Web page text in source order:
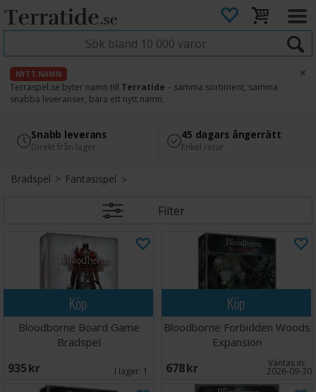
NYTT NAMN
Terraspel.se byter namn till Terratide – samma sortiment, samma
snabba leveranser, bara ett nytt namn.
×
4.8
Läs omdömen på Google
Säker betalning
med Svea
Snabb leverans
Direkt från lager
45 dagars ångerrätt
Enkel retur
Brädspel> Fantasispel
Filter
Köp
Bloodborne Board Game
Brädspel
935 SEK I lager: 1
Köp
Bloodborne Forbidden Woods
Expansion
678 SEK Väntas in:
2026-09-30